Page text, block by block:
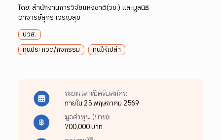
โดย:สำนักงานการวิจัยแห่งชาติ(วช.) และมูลนิธิ
อาจารย์สุกรี เจริญสุข
ปวส.
ทุนประกวด/กิจกรรม
ทุนให้เปล่า
ระยะเวลาเปิดรับสมัคร:
ภายใน 25 พฤษภาคม 2569
มูลค่าทุน (บาท):
700,000 บาท